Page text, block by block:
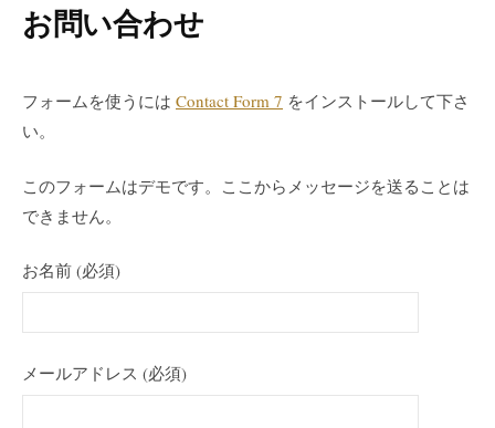
お問い合わせ
フォームを使うには Contact Form 7 をインストールして下さ
い。
このフォームはデモです。ここからメッセージを送ることは
できません。
お名前 (必須)
メールアドレス (必須)